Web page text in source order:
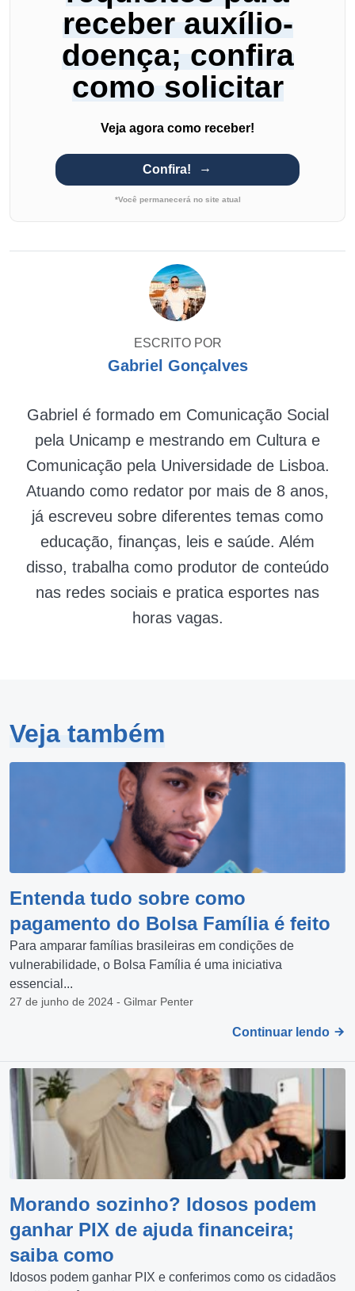
receber auxílio-
doença; confira
como solicitar
Veja agora como receber!
Confira!
*Você permanecerá no site atual
ESCRITO POR
Gabriel Gonçalves
Gabriel é formado em Comunicação Social
pela Unicamp e mestrando em Cultura e
Comunicação pela Universidade de Lisboa.
Atuando como redator por mais de 8 anos,
já escreveu sobre diferentes temas como
educação, finanças, leis e saúde. Além
disso, trabalha como produtor de conteúdo
nas redes sociais e pratica esportes nas
horas vagas.
Veja também
Entenda tudo sobre como
pagamento do Bolsa Família é feito
Para amparar famílias brasileiras em condições de
vulnerabilidade, o Bolsa Família é uma iniciativa
essencial...
27 de junho de 2024 - Gilmar Penter
Continuar lendo
Morando sozinho? Idosos podem
ganhar PIX de ajuda financeira;
saiba como
Idosos podem ganhar PIX e conferimos como os cidadãos